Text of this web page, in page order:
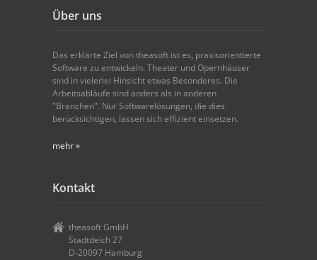
Über uns
Das erklärte Ziel von theasoft ist es, praxisorientierte
Software zu entwickeln. Theater und Opernhäuser
sind in vielerlei Hinsicht etwas Besonderes. Die
Arbeitsabläufe sind anders als in anderen
"Branchen". Nur Softwarelösungen, die dies
berücksichtigen, lassen sich effizient einsetzen.
mehr »
Kontakt
theasoft GmbH
Stadtdeich 27
D-20097 Hamburg